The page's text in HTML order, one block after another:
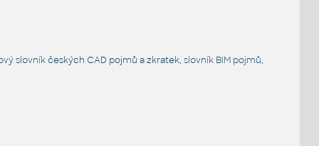
slovníkčeských CAD pojmů a zkratek, slovník BIM pojmů,